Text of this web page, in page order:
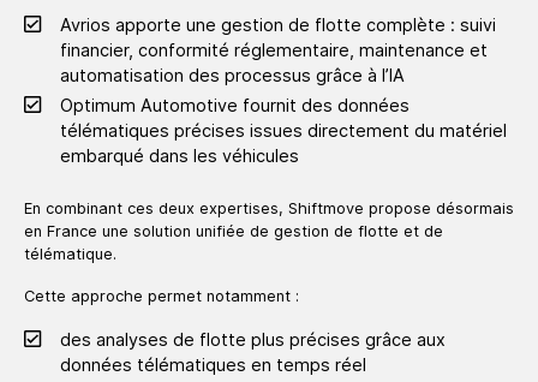
Avrios apporte une gestion de flotte complète : suivi
financier, conformité réglementaire, maintenance et
automatisation des processus grâce à l’IA
Optimum Automotive fournit des données
télématiques précises issues directement du matériel
embarqué dans les véhicules
En combinant ces deux expertises, Shiftmove propose désormais
en France une solution unifiée de gestion de flotte et de
télématique.
Cette approche permet notamment :
des analyses de flotte plus précises grâce aux
données télématiques en temps réel